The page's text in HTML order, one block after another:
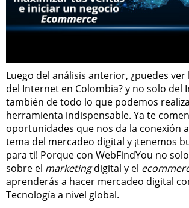
Luego del análisis anterior, ¿puedes
del Internet en Colombia? y no solo del
también de todo lo que podemos
herramienta indispensable. Ya te
oportunidades que nos da la conexión
tema del mercadeo digital y ¡tenemos
para ti! Porque con WebFindYou no
sobre el marketingdigital y el
aprenderás a hacer mercadeo digital
Tecnología a nivel global.